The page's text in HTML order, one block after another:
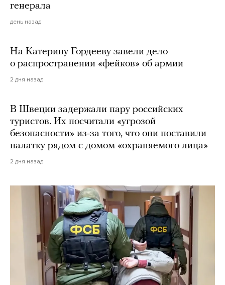
генерала
день назад
На Катерину Гордееву завели дело
о распространении «фейков» об армии
2 дня назад
В Швеции задержали пару российских
туристов. Их посчитали «угрозой
безопасности» из-за того, что они поставили
палатку рядом с домом «охраняемого лица»
2 дня назад